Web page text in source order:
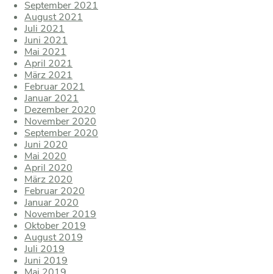
September 2021
August 2021
Juli 2021
Juni 2021
Mai 2021
April 2021
März 2021
Februar 2021
Januar 2021
Dezember 2020
November 2020
September 2020
Juni 2020
Mai 2020
April 2020
März 2020
Februar 2020
Januar 2020
November 2019
Oktober 2019
August 2019
Juli 2019
Juni 2019